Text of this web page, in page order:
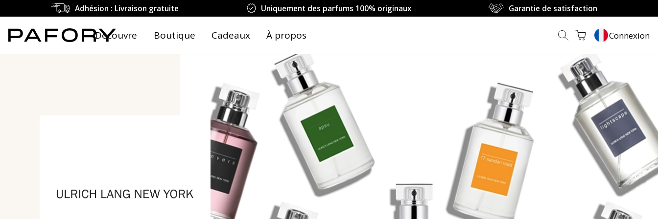
Adhésion : Livraison gratuite Uniquement des parfums 100% originaux Garantie de satisfaction
Découvre Boutique Cadeaux À propos Connexion